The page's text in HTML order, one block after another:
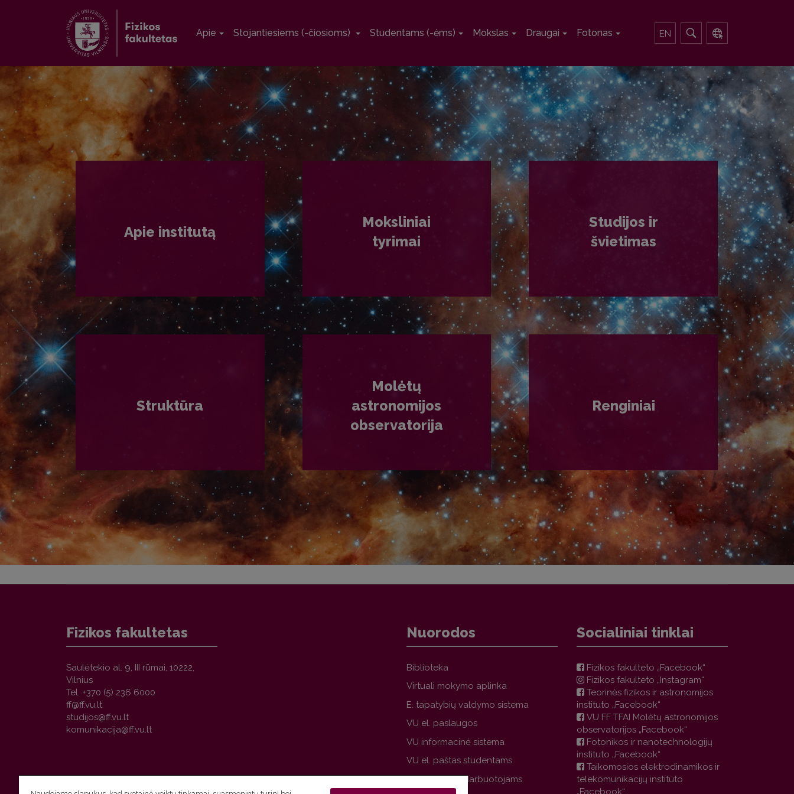
Apie Stojantiesiems (-čiosioms) Studentams (-ėms) Mokslas Draugai Fotonas EN
Apie institutą
Moksliniai
tyrimai
Studijos ir
švietimas
Struktūra
Molėtų
astronomijos
observatorija
PLAČIAU
Renginiai
Fizikos fakultetas
Saulėtekio al. 9, III rūmai, 10222,
Vilnius
Tel. +370 (5) 236 6000
Nuorodos
Biblioteka
Virtuali mokymo aplinka
E. tapatybių valdymo sistema
VU el. paslaugos
VU informacinė sistema
VU el. paštas studentams
VU el. paštas darbuotojams
Socialiniai tinklai
Fizikos fakulteto „Facebook“
Fizikos fakulteto „Instagram“
Teorinės fizikos ir astronomijos
instituto „Facebook“
VU FF TFAI Molėtų astronomijos
observatorijos „Facebook“
Fotonikos ir nanotechnologijų
instituto „Facebook“
Taikomosios elektrodinamikos ir
telekomunikacijų instituto
„Facebook“